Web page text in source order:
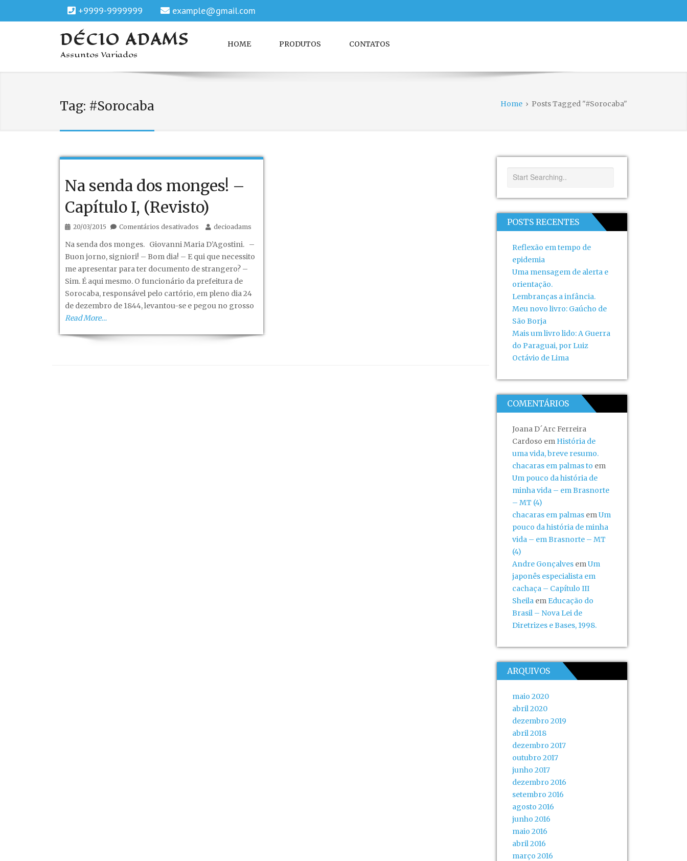
+9999-9999999 example@gmail.com
DÉCIO ADAMS
Assuntos Variados
HOME PRODUTOS CONTATOS
Tag: #Sorocaba Home › Posts Tagged "#Sorocaba"
Na senda dos monges! –
Capítulo I, (Revisto)
20/03/2015 Comentários desativados em
dos
monges!
–
Capítulo
decioadams
Na senda dos monges. Giovanni Maria D’Agostini. –
Buon jorno, signiori! – Bom dia! – E qui que necessito
me apresentar para ter documento de strangero? –
Sim. É aqui mesmo. O funcionário da prefeitura de
Sorocaba, responsável pelo cartório, em pleno dia 24
de dezembro de 1844, levantou-se e pegou no grosso
Read More…
POSTS RECENTES
Reflexão em tempo de
epidemia
Uma mensagem de alerta e
orientação.
Lembranças a infância.
Meu novo livro: Gaúcho de
São Borja
Mais um livro lido: A Guerra
do Paraguai, por Luiz
Octávio de Lima
COMENTÁRIOS
Joana D´Arc Ferreira
Cardoso em História de
uma vida, breve resumo.
chacaras em palmas to em
Um pouco da história de
minha vida – em Brasnorte
– MT (4)
chacaras em palmas emUm
pouco da história de minha
vida – em Brasnorte – MT
(4)
Andre Gonçalves emUm
japonês especialista em
cachaça – Capítulo III
Sheila em Educação do
Brasil – Nova Lei de
Diretrizes e Bases, 1998.
ARQUIVOS
maio 2020
abril 2020
dezembro 2019
abril 2018
dezembro 2017
outubro 2017
junho 2017
dezembro 2016
setembro 2016
agosto 2016
junho 2016
maio 2016
abril 2016
março 2016